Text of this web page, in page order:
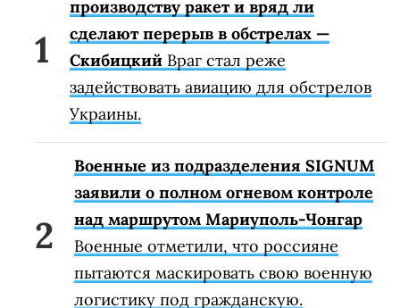
производству ракет и вряд ли
сделают перерыв в обстрелах —
Скибицкий Враг стал реже
задействовать авиацию для обстрелов
Украины.
Военные из подразделения SIGNUM
заявили о полном огневом контроле
над маршрутом Мариуполь-Чонгар
Военные отметили, что россияне
пытаются маскировать свою военную
логистику под гражданскую.